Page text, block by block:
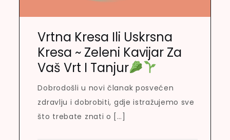
Vrtna Kresa Ili Uskrsna
Kresa ~ Zeleni Kavijar Za
Vaš Vrt I Tanjur
Dobrodošli u novi članak posvećen
zdravlju i dobrobiti, gdje istražujemo sve
što trebate znati o […]